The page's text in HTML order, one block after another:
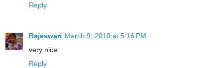
Reply
Rajeswari March 9, 2010 at 5:16 PM
very nice
Reply